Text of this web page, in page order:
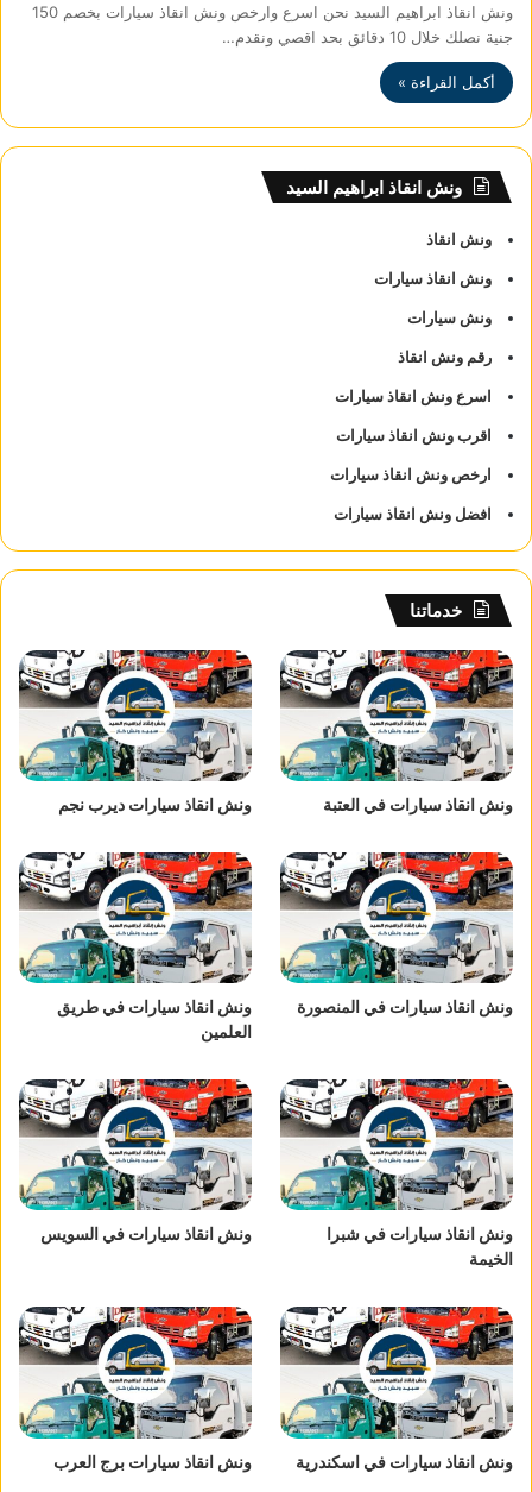
ونش انقاذ ابراهيم السيد نحن اسرع وارخص ونش انقاذ سيارات بخصم 150
جنية نصلك خلال 10 دقائق بحد اقصي ونقدم…
أكمل القراءة »
ونش انقاذ ابراهيم السيد
ونش انقاذ
ونش انقاذ سيارات
ونش سيارات
رقم ونش انقاذ
اسرع ونش انقاذ سيارات
اقرب ونش انقاذ سيارات
ارخص ونش انقاذ سيارات
افضل ونش انقاذ سيارات
خدماتنا
ونش انقاذ سيارات في العتبة ونش انقاذ سيارات ديرب نجم
ونش انقاذ سيارات في المنصورة
ونش انقاذ سيارات في طريق
العلمين
ونش انقاذ سيارات في شبرا
الخيمة
ونش انقاذ سيارات في السويس
ونش انقاذ سيارات في اسكندرية ونش انقاذ سيارات برج العرب